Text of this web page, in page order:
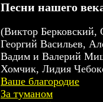
Песни нашего
(Виктор Берковский,
Георгий Васильев,
Вадим и Валерий
Хомчик, Лидия
Ваше благородие
За туманом